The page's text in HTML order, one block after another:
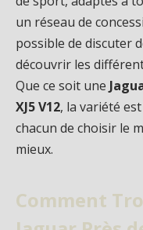
un réseau de
possible de discuter
découvrir les
Que ce soit une
XJ5 V12, la variété
chacun de choisir le
mieux.
Comment